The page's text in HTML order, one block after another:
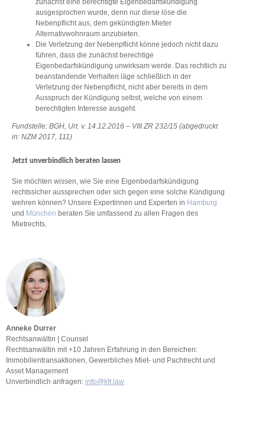
ausgesprochen wurde, denn nur diese löse die
Nebenpflicht aus, dem gekündigten Mieter
Alternativwohnraum anzubieten.
Die Verletzung der Nebenpflicht könne jedoch nicht dazu
führen, dass die zunächst berechtige
Eigenbedarfskündigung unwirksam werde. Das rechtlich zu
beanstandende Verhalten läge schließlich in der
Verletzung der Nebenpflicht, nicht aber bereits in dem
Ausspruch der Kündigung selbst, welche von einem
berechtigten Interesse ausgeht.
Fundstelle: BGH, Urt. v. 14.12.2016 – VIII ZR 232/15 (abgedruckt
in: NZM 2017, 111)
Jetzt unverbindlich beraten lassen
Sie möchten wissen, wie Sie eine Eigenbedarfskündigung
rechtssicher aussprechen oder sich gegen eine solche Kündigung
wehren können? Unsere Expertinnen und Experten in Hamburg
und München beraten Sie umfassend zu allen Fragen des
Mietrechts.
Anneke Durrer
Rechtsanwältin | Counsel
Rechtsanwältin mit +10 Jahren Erfahrung in den Bereichen:
Immobilientransaktionen, Gewerbliches Miet- und Pachtrecht und
Asset Management
Unverbindlich anfragen: info@kfr.law